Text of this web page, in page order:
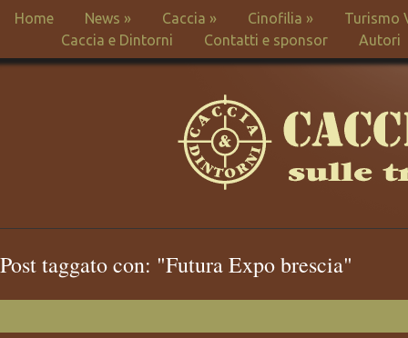
Home News » Caccia » Cinofilia »
Turismo
Caccia e Dintorni
Contatti e sponsor Autori
Post taggato con: "Futura Expo brescia"